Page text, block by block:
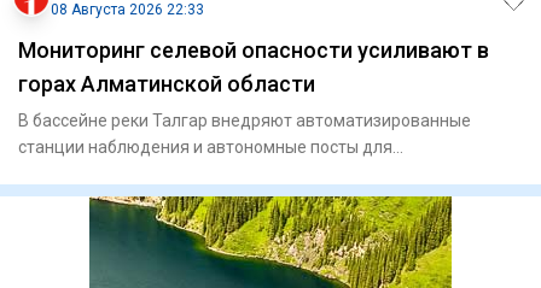
08 Августа 2026 22:33
Мониторинг селевой опасности усиливают в
горах Алматинской области
В бассейне реки Талгар внедряют автоматизированные
станции наблюдения и автономные посты для